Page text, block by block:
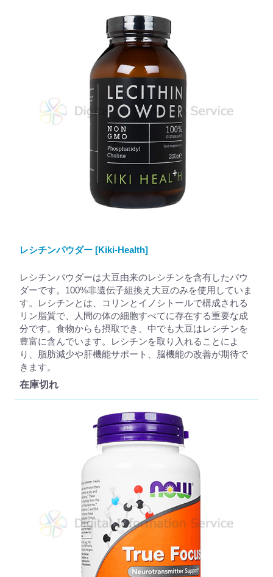
レシチンパウダー [Kiki-Health]
レシチンパウダーは大豆由来のレシチンを含有したパウ
ダーです。100%非遺伝子組換え大豆のみを使用していま
す。レシチンとは、コリンとイノシトールで構成される
リン脂質で、人間の体の細胞すべてに存在する重要な成
分です。食物からも摂取でき、中でも大豆はレシチンを
豊富に含んでいます。レシチンを取り入れることによ
り、脂肪減少や肝機能サポート、脳機能の改善が期待で
きます。
在庫切れ